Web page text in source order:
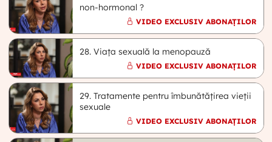
non-hormonal ?
VIDEO EXCLUSIV ABONAȚILOR
28. Viața sexuală la menopauză
VIDEO EXCLUSIV ABONAȚILOR
29. Tratamente pentru îmbunătățirea vieții
sexuale
VIDEO EXCLUSIV ABONAȚILOR